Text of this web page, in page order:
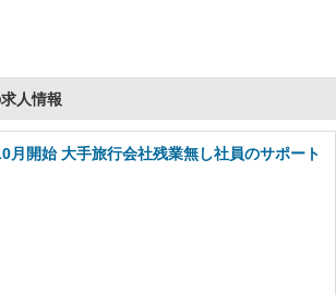
人情報
月開始 大手旅行会社残業無し社員のサポート